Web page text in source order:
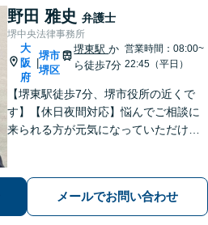
野田 雅史 弁護士
堺中央法律事務所
大
阪
府
|
堺市
堺区
堺東駅か
ら徒歩7分
営業時間：08:00~
22:45（平日）
【堺東駅徒歩7分、堺市役所の近くで
す】【休日夜間対応】悩んでご相談に
来られる方が元気になっていただける
ください。分野によっては、初回30分
間の無料相談を実施しております。
メールでお問い合わせ